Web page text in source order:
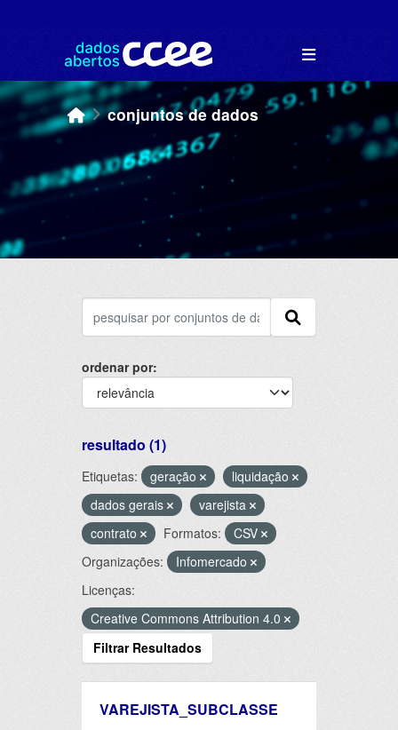
conjuntos de dados
ordenar por
resultado (1)
Etiquetas: geração
liquidação
dados gerais
varejista
contrato
Formatos:
CSV
Organizações:
Infomercado
Licenças:
Creative Commons Attribution 4.0
Filtrar Resultados
VAREJISTA_SUBCLASSE